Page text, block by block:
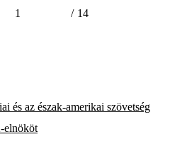
1 / 14
és az észak-amerikai szövetség
elnököt